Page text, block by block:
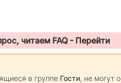
читаем FAQ - Перейти
в группе Гости, не могут